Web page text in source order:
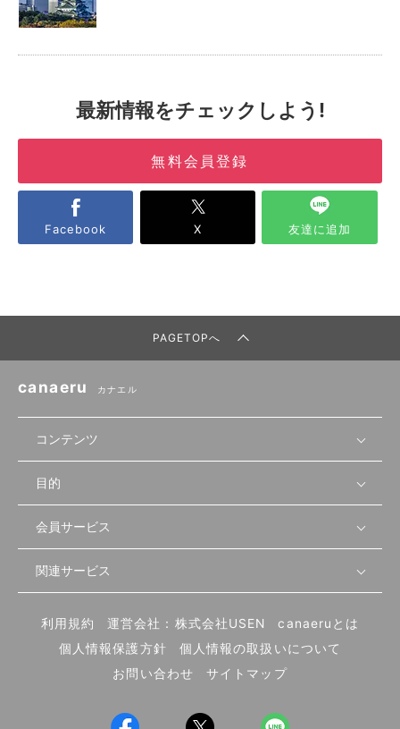
最新情報をチェックしよう!
無料会員登録
Facebook X 友達に追加
PAGETOPへ
canaeru カナエル
コンテンツ
無料開業相談
セミナー情報
セミナー動画
物件を探す
首都圏
北海道
先輩開業者の声
開業・経営に関する記事
編集ポリシー
業態別の開業方法
UIターン開業特集
目的
店舗運営
物件
内装・設備
食材・仕入れ
会員サービス
会員登録
ログイン
関連サービス
飲食店サクセスガイド（外部サイト）
利用規約 運営会社：株式会社USEN
canaeruとは
個人情報保護方針
個人情報の取扱いについて
お問い合わせ
サイトマップ